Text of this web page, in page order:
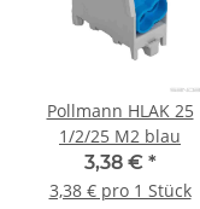
Pollmann HLAK 25
1/2/25 M2 blau
3,38 € *
3,38 € pro 1 Stück